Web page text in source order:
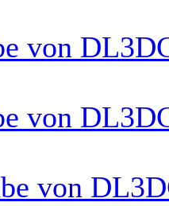
von
von
von